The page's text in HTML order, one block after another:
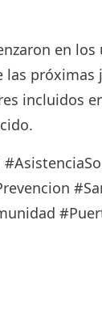
en
próximas
incluidos